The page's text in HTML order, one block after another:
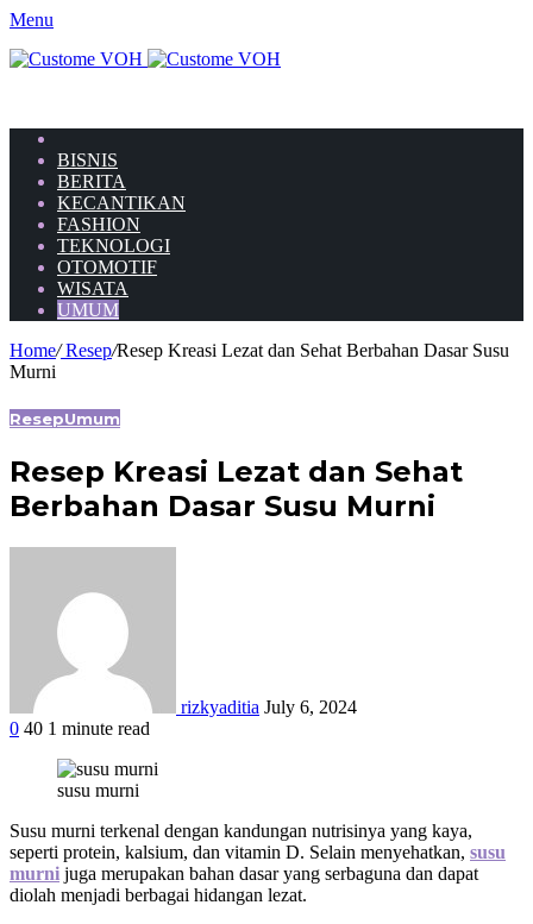
Menu
BISNIS
BERITA
KECANTIKAN
FASHION
TEKNOLOGI
OTOMOTIF
WISATA
UMUM
Home/Resep/Resep Kreasi Lezat dan Sehat Berbahan Dasar Susu
Murni
ResepUmum
Resep Kreasi Lezat dan Sehat
Berbahan Dasar Susu Murni
rizkyaditia July 6, 2024
0 40 1 minute read
susu murni
Susu murni terkenal dengan kandungan nutrisinya yang kaya,
seperti protein, kalsium, dan vitamin D. Selain menyehatkan, susu
murni juga merupakan bahan dasar yang serbaguna dan dapat
diolah menjadi berbagai hidangan lezat.